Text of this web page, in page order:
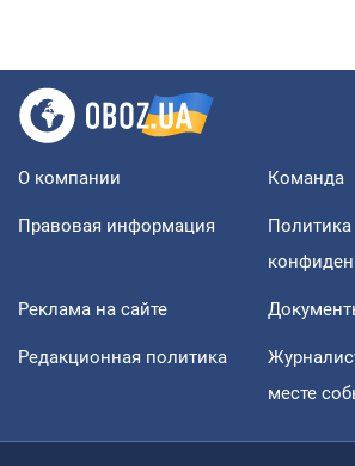
О компании Команда
Правовая информация
Политика
Реклама на сайте
Редакционная политика
месте